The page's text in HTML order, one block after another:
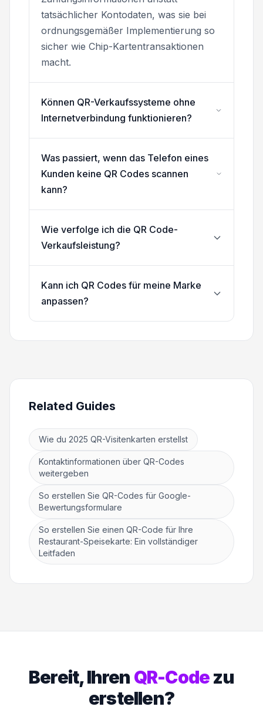
tatsächlicher Kontodaten, was sie bei
ordnungsgemäßer Implementierung so
sicher wie Chip-Kartentransaktionen
macht.
Können QR-Verkaufssysteme ohne
Internetverbindung funktionieren?
Was passiert, wenn das Telefon eines
Kunden keine QR Codes scannen
kann?
Wie verfolge ich die QR Code-
Verkaufsleistung?
Kann ich QR Codes für meine Marke
anpassen?
Related Guides
Wie du 2025 QR-Visitenkarten erstellst
Kontaktinformationen über QR-Codes
weitergeben
So erstellen Sie QR-Codes für Google-
Bewertungsformulare
So erstellen Sie einen QR-Code für Ihre
Restaurant-Speisekarte: Ein vollständiger
Leitfaden
Bereit, Ihren QR-Codezu
erstellen?